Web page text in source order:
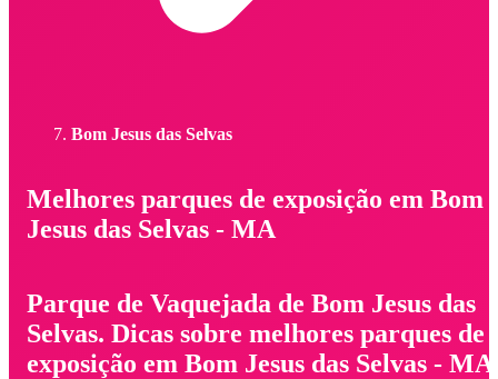
Bom Jesus das Selvas
Melhores parques de exposição em Bom
Jesus das Selvas - MA
Parque de Vaquejada de Bom Jesus das
Selvas. Dicas sobre melhores parques de
exposição em Bom Jesus das Selvas -